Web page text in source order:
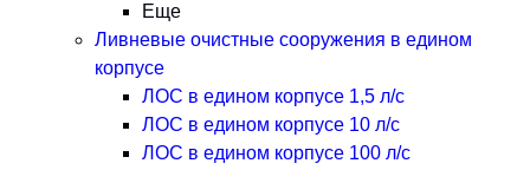
Еще
Ливневые очистные сооружения в едином
корпусе
ЛОС в едином корпусе 1,5 л/с
ЛОС в едином корпусе 10 л/с
ЛОС в едином корпусе 100 л/с